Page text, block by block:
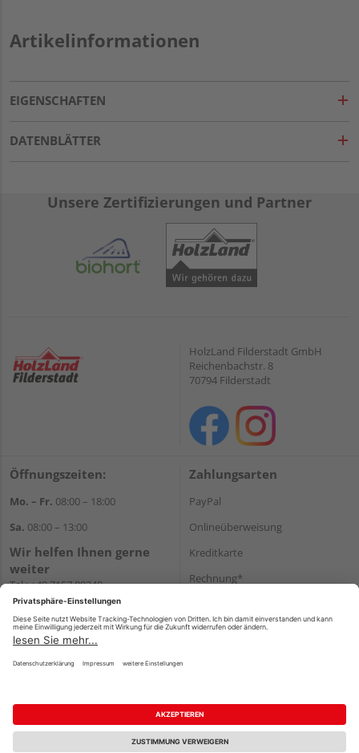
Artikelinformationen
EIGENSCHAFTEN
DATENBLÄTTER
Unsere Zertifizierungen und Partner
HolzLand Filderstadt GmbH
Reichenbachstr. 8
70794 Filderstadt
Öffnungszeiten:
Mo. – Fr. 08:00 – 18:00
Sa. 08:00 – 13:00
Wir helfen Ihnen gerne
weiter
Tel.:+49 7157 88240
E-Mail:shop@holzland-
filderstadt.de
Zahlungsarten
PayPal
Onlineüberweisung
Kreditkarte
Rechnung*
Versand
Impressum AGB Widerruf
Datenschutz
Reservierungsbedingungen
Vertrag widerrufen